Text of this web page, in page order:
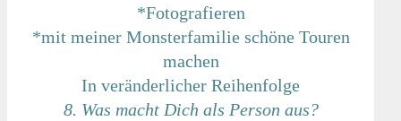
*Fotografieren
*mit meiner Monsterfamilie schöne Touren
machen
In veränderlicher Reihenfolge
8. Was macht Dich als Person aus?